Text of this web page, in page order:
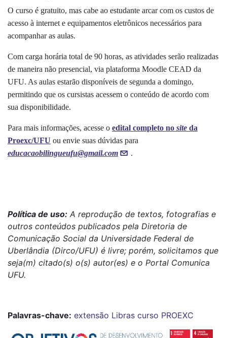
O curso é gratuito, mas cabe ao estudante arcar com os custos de
acesso à internet e equipamentos eletrônicos necessários para
acompanhar as aulas.
Com carga horária total de 90 horas, as atividades serão realizadas
de maneira não presencial, via plataforma Moodle CEAD da
UFU. As aulas estarão disponíveis de segunda a domingo,
permitindo que os cursistas acessem o conteúdo de acordo com
sua disponibilidade.
Para mais informações, acesse o edital completo no site da
Proexc/UFU ou envie suas dúvidas para
educacaobilingueufu@gmail.com
.
Política de uso: A reprodução de textos, fotografias e
outros conteúdos publicados pela Diretoria de
Comunicação Social da Universidade Federal de
Uberlândia (Dirco/UFU) é livre; porém, solicitamos que
seja(m) citado(s) o(s) autor(es) e o Portal Comunica
UFU.
Palavras-chave: extensão Libras curso PROEXC